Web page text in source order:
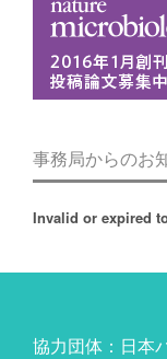
事務局からのお
Invalid or expired
協力団体：日本